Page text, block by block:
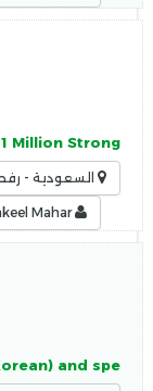
Million Strong
السعودية -
Shakeel Mahar
and spe